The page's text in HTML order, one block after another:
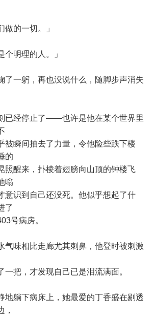
的一切。」
明理的人。」
一躬，再也没说什么，随脚步声消失
经停止了——也许是他在某个世界里
被瞬间抽去了力量，令他险些跌下楼
的
照醒来，扑棱着翅膀向山顶的钟楼飞
嗡
意识到自己还没死。他似乎想起了什
了
号病房。
味相比走廊尤其刺鼻，他登时被刺激
一把，才发现自己已是泪流满面。
躺下病床上，她最爱的丁香盛在剔透
，